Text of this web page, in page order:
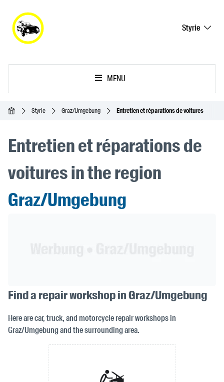
Styrie
MENU
AccueilStyrie Graz/Umgebung Entretien et réparations de voitures
Entretien et réparations de
voitures in the region
Graz/Umgebung
Find a repair workshop in Graz/Umgebung
Here are car, truck, and motorcycle repair workshops in
Graz/Umgebung and the surrounding area.